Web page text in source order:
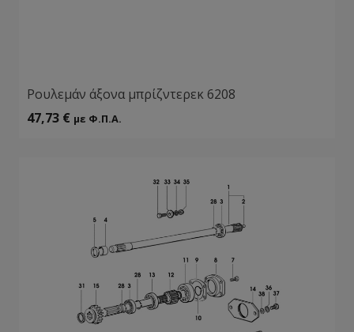
Ρουλεμάν άξονα μπρίζντερεκ 6208
47,73 € με Φ.Π.Α.